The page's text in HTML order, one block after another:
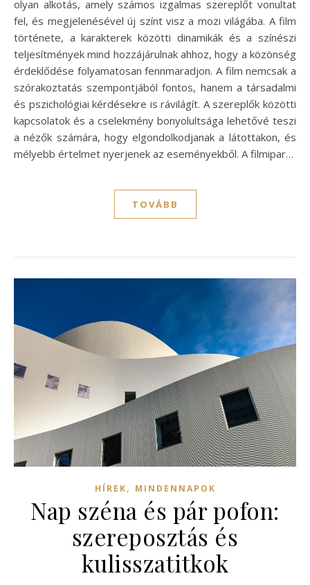
olyan alkotás, amely számos izgalmas szereplőt vonultat
fel, és megjelenésével új színt visz a mozi világába. A film
története, a karakterek közötti dinamikák és a színészi
teljesítmények mind hozzájárulnak ahhoz, hogy a közönség
érdeklődése folyamatosan fennmaradjon. A film nemcsak a
szórakoztatás szempontjából fontos, hanem a társadalmi
és pszichológiai kérdésekre is rávilágít. A szereplők közötti
kapcsolatok és a cselekmény bonyolultsága lehetővé teszi
a nézők számára, hogy elgondolkodjanak a látottakon, és
mélyebb értelmet nyerjenek az eseményekből. A filmipar…
TOVÁBB
HÍREK, MINDENNAPOK
Nap széna és pár pofon:
szereposztás és
kulisszatitkok